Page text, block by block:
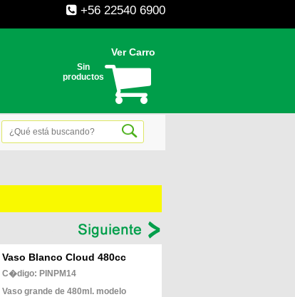
+56 22540 6900
Ver Carro
Sin
productos
Vaso Blanco Cloud 480cc
C�digo: PINPM14
Vaso grande de 480ml. modelo